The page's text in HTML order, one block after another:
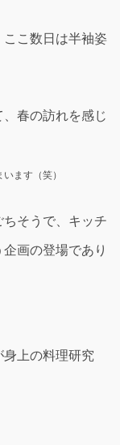
こ数日は半袖姿
春の訪れを感じ
ます（笑）
そうで、キッチ
画の登場であり
上の料理研究